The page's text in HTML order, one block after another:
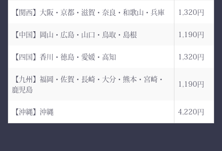
金橋（8800番手 木綿生
袴。
産素材。
縫製は熊本の熟練縫製工場
負のスイッチが入る。
――その一本を、あなたの
手に。
【関西】大阪・京都・滋賀・奈良・和歌山・兵庫 1,320円
【中国】岡山・広島・山口・鳥取・島根 1,190円
【四国】香川・徳島・愛媛・高知 1,320円
【九州】福岡・佐賀・長崎・大分・熊本・宮崎・
鹿児島
1,190円
【沖縄】沖縄 4,220円